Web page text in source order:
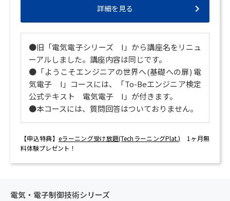
詳細を見る
●旧「電気電子シリーズ I」から講座名をリニュ
ーアルしました。講座内容は同じです。
●「ようこそエンジニアの世界へ(基礎への扉) 電
気電子 I」コースには、「To-Beエンジニア検定
公式テキスト 電気電子 I」が付きます。
●本コースには、質問回答はついておりません。
【申込特典】 eラーニング受け放題(TechラーニングPlat.) 1ヶ月無
料体験プレゼント！
電気・電子制御技術シリーズ